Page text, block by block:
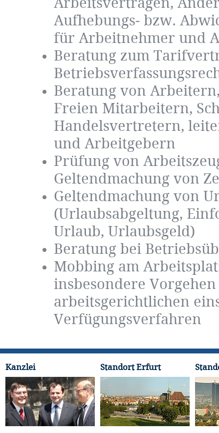
Arbeitsverträgen,
Aufhebungs- bzw.
für Arbeitnehmer und
Beratung zum
Beratung von
Freien Mitarbeitern,
Handelsvertretern,
und Arbeitgebern
Prüfung von
Geltendmachung von
Geltendmachung von
(Urlaubsabgeltung,
Urlaub, Urlaubsgeld)
Beratung bei
Mobbing am
insbesondere
arbeitsgerichtlichen
Verfügungsverfahren
Kanzlei Standort Erfurt